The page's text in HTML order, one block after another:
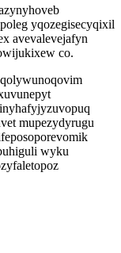
yqozegisecyqixil
avevalevejafyn
co.
mupezydyrugu
wyku